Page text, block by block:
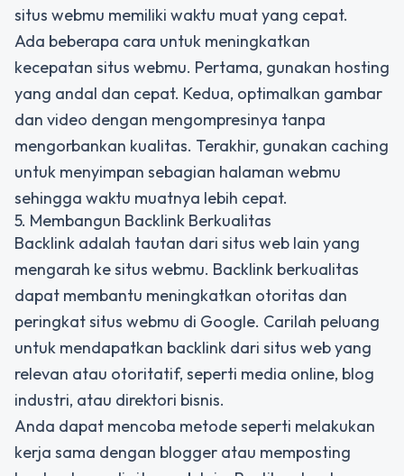
situs webmu memiliki waktu muat yang cepat.
Ada beberapa cara untuk meningkatkan
kecepatan situs webmu. Pertama, gunakan hosting
yang andal dan cepat. Kedua, optimalkan gambar
dan video dengan mengompresinya tanpa
mengorbankan kualitas. Terakhir, gunakan caching
untuk menyimpan sebagian halaman webmu
sehingga waktu muatnya lebih cepat.
5. Membangun Backlink Berkualitas
Backlink adalah tautan dari situs web lain yang
mengarah ke situs webmu. Backlink berkualitas
dapat membantu meningkatkan otoritas dan
peringkat situs webmu di Google. Carilah peluang
untuk mendapatkan backlink dari situs web yang
relevan atau otoritatif, seperti media online, blog
industri, atau direktori bisnis.
Anda dapat mencoba metode seperti melakukan
kerja sama dengan blogger atau memposting